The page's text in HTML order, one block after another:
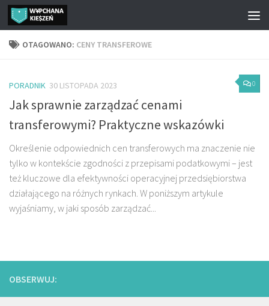
Przejdź do treści
OTAGOWANO: CENY TRANSFEROWE
0
PORADNIK 30 LISTOPADA 2023
Jak sprawnie zarządzać cenami
transferowymi? Praktyczne wskazówki
Określenie odpowiednich cen transferowych ma znaczenie nie
tylko w kontekście zgodności z przepisami podatkowymi – jest
też kluczowe dla efektywności operacyjnej przedsiębiorstwa
działającego na różnych rynkach. W poniższym artykule
wyjaśniamy, w jaki sposób zarządzać...
OBSERWUJ: